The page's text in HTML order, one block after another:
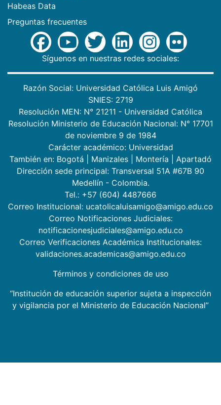
Habeas Data
Preguntas frecuentes
Síguenos en nuestras redes sociales:
Razón Social: Universidad Católica Luis Amigó
SNIES: 2719
Resolución MEN: N° 21211 - Universidad Católica
Resolución Ministerio de Educación Nacional: N° 17701
de noviembre 9 de 1984
Carácter académico: Universidad
También en: Bogotá Manizales Montería
Apartadó
Dirección sede principal: Transversal 51A #67B 90
Medellín - Colombia.
Tel.: +57 (604) 4487666
Correo Institucional: ucatolicaluisamigo@amigo.edu.co
Correo Notificaciones Judiciales:
notificacionesjudiciales@amigo.edu.co
Correo Verificaciones Académica Institucionales:
validaciones.academicas@amigo.edu.co
Términos y condiciones de uso
“Institución de educación superior sujeta a inspección
y vigilancia por el Ministerio de Educación Nacional”